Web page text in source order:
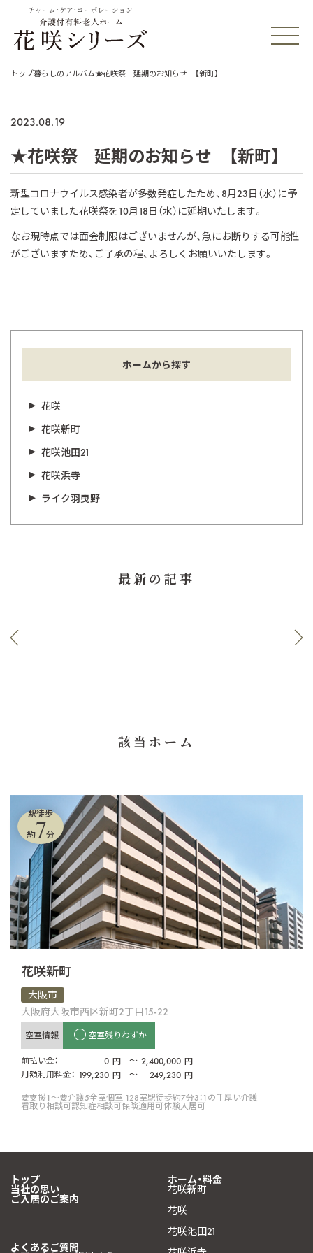
チャーム・ケア・コーポレーション
トップ暮らしのアルバム★花咲祭 延期のお知らせ 【新町】
2023.08.19
★花咲祭 延期のお知らせ 【新町】
新型コロナウイルス感染者が多数発症したため、8月23日（水）に予
定していました花咲祭を10月18日（水）に延期いたします。
なお現時点では面会制限はございませんが、急にお断りする可能性
がございますため、ご了承の程、よろしくお願いいたします。
ホームから探す
花咲
花咲新町
花咲池田21
花咲浜寺
ライク羽曳野
最新の記事
該当ホーム
駅徒歩
約7分
花咲新町
大阪市
大阪府大阪市西区新町2丁目15-22
空室情報 空室残りわずか
前払い金： 0 円 〜 2,400,000 円
月額利用料金： 199,230 円 〜 249,230 円
要支援1〜要介護5全室個室 128室駅徒歩約7分3：1の手厚い介護
看取り相談可認知症相談可保険適用可体験入居可
トップ
当社の思い
ご入居のご案内
ホーム・料金
花咲新町
花咲
花咲池田21
よくあるご質問